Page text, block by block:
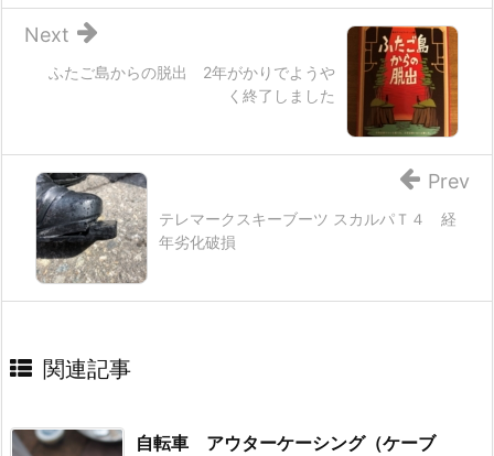
ふたご島からの脱出 2年がかりでようや
く終了しました
Next
テレマークスキーブーツ スカルパＴ４ 経
年劣化破損
Prev
関連記事
自転車 アウターケーシング（ケーブ